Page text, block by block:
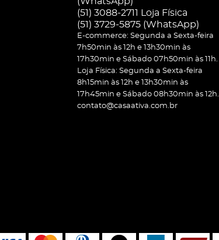
(51) 3088-2711 Loja Física
(51) 3729-5875 (WhatsApp)
E-commerce: Segunda a Sexta-feira
7h50min às 12h e 13h30min às
17h30min e Sábado 07h50min às 11h.
Loja Física: Segunda a Sexta-feira
8h15min às 12h e 13h30min às
17h45min e Sábado 08h30min às 12h.
contato@casaativa.com.br